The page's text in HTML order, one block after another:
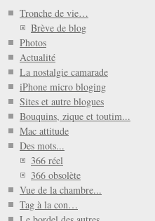
Tronche de vie…
Brève de blog
Photos
Actualité
La nostalgie camarade
iPhone micro bloging
Sites et autre blogues
Bouquins, zique et toutim...
Mac attitude
Des mots...
366 réel
366 obsolète
Vue de la chambre...
Tag à la con…